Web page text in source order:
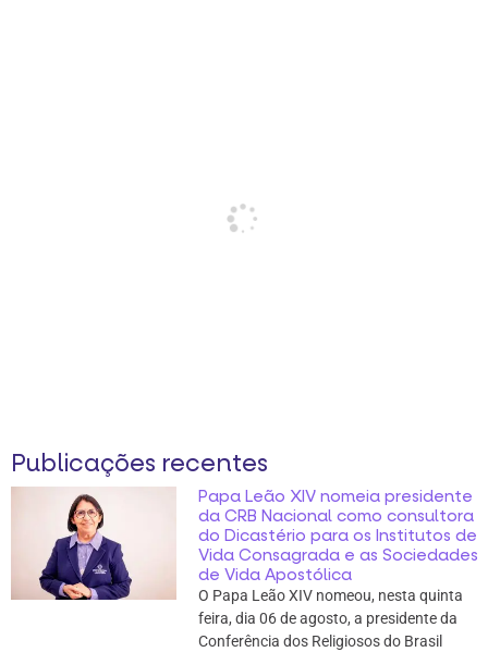
Publicações recentes
Papa Leão XIV nomeia presidente
da CRB Nacional como consultora
do Dicastério para os Institutos de
Vida Consagrada e as Sociedades
de Vida Apostólica
O Papa Leão XIV nomeou, nesta quinta
feira, dia 06 de agosto, a presidente da
Conferência dos Religiosos do Brasil